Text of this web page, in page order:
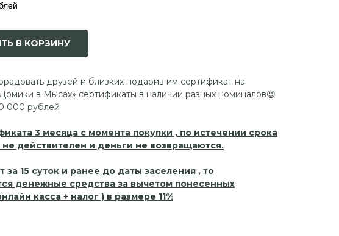
В КОРЗИНУ
друзей и близких подарив им сертификат на
в Мысах» сертификаты в наличии разных номиналов😉
000 рублей
3 месяца с момента покупки , по истечении срока
действителен и деньги не возвращаются.
за 15 суток и ранее до даты заселения , то
денежные средства за вычетом понесенных
касса + налог ) в размере 11%